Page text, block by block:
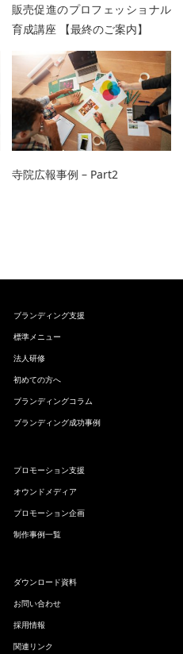
販売促進のプロフェッショナル
育成講座 【最終のご案内】
寺院広報事例 – Part2
ブランディング支援
標準メニュー
法人研修
初めての方へ
ブランディングコラム
ブランディング成功事例
プロモーション支援
オウンドメディア
プロモーション企画
制作事例一覧
ダウンロード資料
お問い合わせ
採用情報
関連リンク